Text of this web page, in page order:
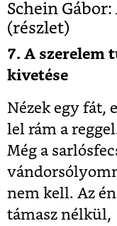
Schein Gábor:
(részlet)
7. A szerelem
kivetése
Nézek egy fát,
lel rám a
Még a
nem kell. Az
támasz nélkül,